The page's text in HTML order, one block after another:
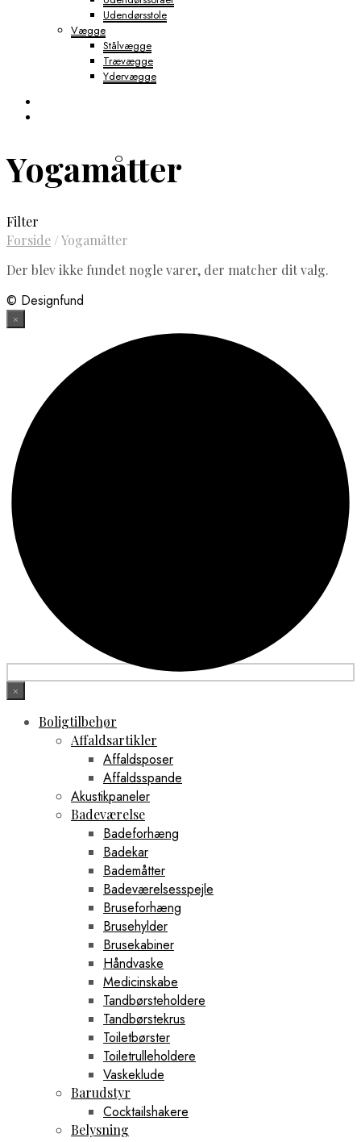
Udendørsstole
Vægge
Stålvægge
Trævægge
Ydervægge
Yogamåtter
Filter
Forside /Yogamåtter
Der blev ikke fundet nogle varer, der matcher dit valg.
© Designfund
×
×
Boligtilbehør
Affaldsartikler
Affaldsposer
Affaldsspande
Akustikpaneler
Badeværelse
Badeforhæng
Badekar
Bademåtter
Badeværelsesspejle
Bruseforhæng
Brusehylder
Brusekabiner
Håndvaske
Medicinskabe
Tandbørsteholdere
Tandbørstekrus
Toiletbørster
Toiletrulleholdere
Vaskeklude
Barudstyr
Cocktailshakere
Belysning